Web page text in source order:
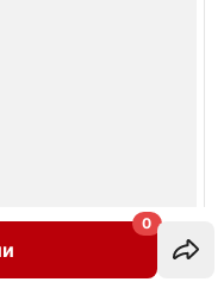
0